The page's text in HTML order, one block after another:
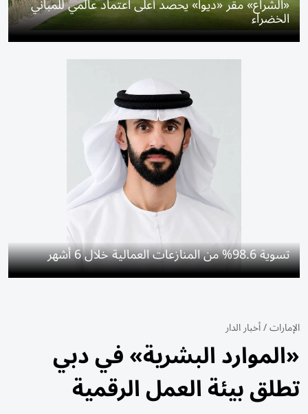
الخضراء
تسوية 98.6% من المنازعات العمالية خلال 6 أشهر
الإمارات/أخبار الدار
«الموارد البشرية» في دبي
تطلق بيئة العمل الرقمية